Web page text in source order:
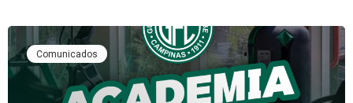
Comunicados